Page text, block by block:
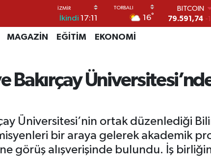
İkindi 17:11 16°
DOLAR
45,43620
EURO
6862,09000
79.591,74
MAGAZİN EĞİTİM EKONOMİ
Bakırçay
Üniversitesi’nin ortak düzenlediği
bir araya gelerek akademik
görüş alışverişinde bulundu. İş